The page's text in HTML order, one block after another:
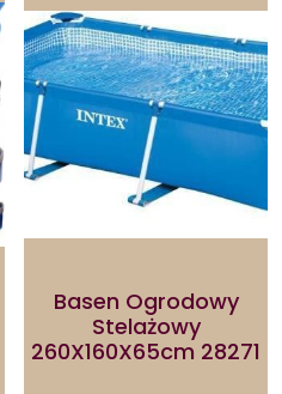
Basen Ogrodowy
Stelażowy
260X160X65cm 28271